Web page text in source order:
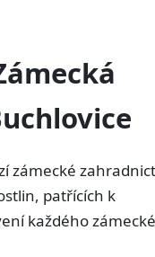
zámecké
patřících k
každého